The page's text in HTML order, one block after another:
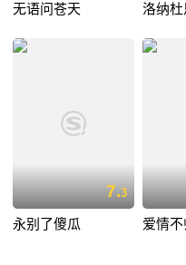
无语问苍天 洛纳杜
7.3
永别了傻瓜 爱情